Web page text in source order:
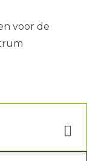
voor de